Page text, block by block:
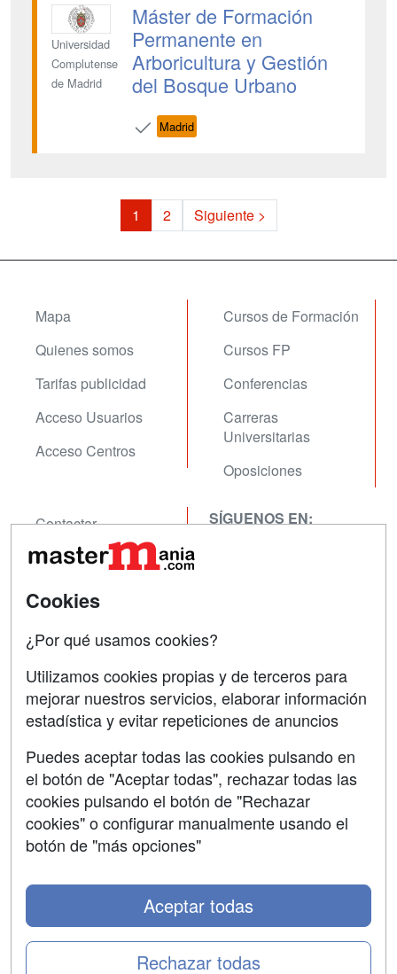
Universidad
Complutense
de Madrid
Máster de Formación
Permanente en
Arboricultura y Gestión
del Bosque Urbano
Madrid
1 2 Siguiente >
Mapa
Quienes somos
Tarifas publicidad
Acceso Usuarios
Acceso Centros
Cursos de Formación
Cursos FP
Conferencias
Carreras
Universitarias
Oposiciones
Contactar
Confidencialidad
Aviso legal
SÍGUENOS EN:
Grupo formazion:
Copyright 2000-2026 Formazion Web, S.L. - Calle
Fermín Caballero, 62 - 28034 Madrid Tel: 91 533 70 78
Cookies
¿Por qué usamos cookies?
Utilizamos cookies propias y de terceros para
mejorar nuestros servicios, elaborar información
estadística y evitar repeticiones de anuncios
Puedes aceptar todas las cookies pulsando en
el botón de "Aceptar todas", rechazar todas las
cookies pulsando el botón de "Rechazar
cookies" o configurar manualmente usando el
botón de "más opciones"
Rechazar todas
Aceptar todas